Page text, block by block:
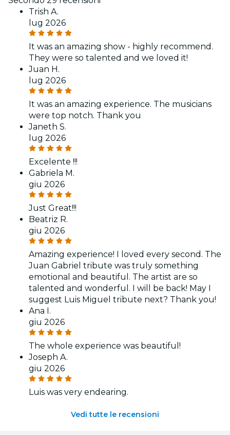
Trish A.
lug 2026
It was an amazing show - highly recommend.
They were so talented and we loved it!
Juan H.
lug 2026
It was an amazing experience. The musicians
were top notch. Thank you
Janeth S.
lug 2026
Excelente !!!
Gabriela M.
giu 2026
Just Great!!!
Beatriz R.
giu 2026
Amazing experience! I loved every second. The
Juan Gabriel tribute was truly something
emotional and beautiful. The artist are so
talented and wonderful. I will be back! May I
suggest Luis Miguel tribute next? Thank you!
Ana I.
giu 2026
The whole experience was beautiful!
Joseph A.
giu 2026
Luis was very endearing.
Vedi tutte le recensioni